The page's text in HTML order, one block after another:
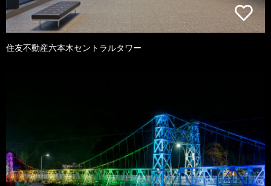
住友不動産六本木セントラルタワー